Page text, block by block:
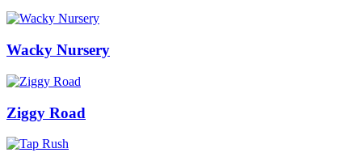
Wacky Nursery
Ziggy Road